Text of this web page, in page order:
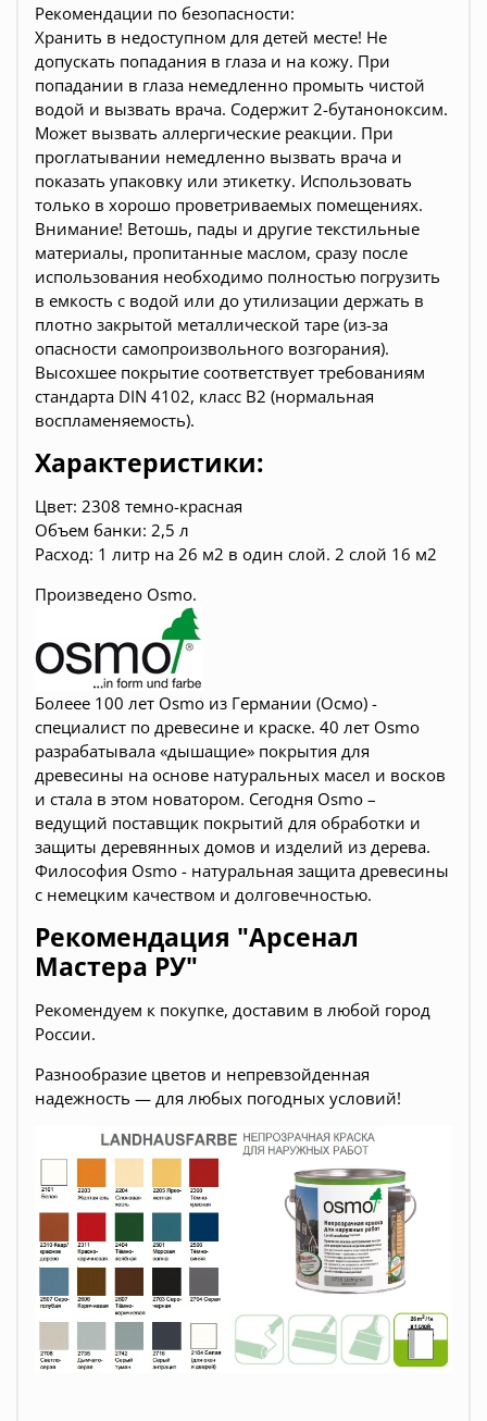
Рекомендации по безопасности:
Хранить в недоступном для детей месте! Не
допускать попадания в глаза и на кожу. При
попадании в глаза немедленно промыть чистой
водой и вызвать врача. Содержит 2-бутаноноксим.
Может вызвать аллергические реакции. При
проглатывании немедленно вызвать врача и
показать упаковку или этикетку. Использовать
только в хорошо проветриваемых помещениях.
Внимание! Ветошь, пады и другие текстильные
материалы, пропитанные маслом, сразу после
использования необходимо полностью погрузить
в емкость с водой или до утилизации держать в
плотно закрытой металлической таре (из-за
опасности самопроизвольного возгорания).
Высохшее покрытие соответствует требованиям
стандарта DIN 4102, класс В2 (нормальная
воспламеняемость).
Характеристики:
Цвет: 2308 темно-красная
Объем банки: 2,5 л
Расход: 1 литр на 26 м2 в один слой. 2 слой 16 м2
Произведено Osmo.
Болеее 100 лет Osmo из Германии (Осмо) -
специалист по древесине и краске. 40 лет Osmo
разрабатывала «дышащие» покрытия для
древесины на основе натуральных масел и восков
и стала в этом новатором. Сегодня Osmo –
ведущий поставщик покрытий для обработки и
защиты деревянных домов и изделий из дерева.
Философия Osmo - натуральная защита древесины
с немецким качеством и долговечностью.
Рекомендация "Арсенал
Мастера РУ"
Рекомендуем к покупке, доставим в любой город
России.
Разнообразие цветов и непревзойденная
надежность — для любых погодных условий!